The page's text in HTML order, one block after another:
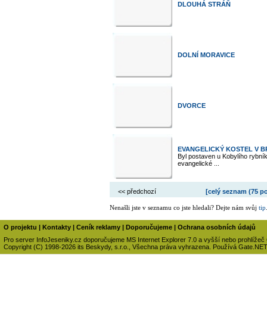
DLOUHÁ STRÁŇ
DOLNÍ MORAVICE
DVORCE
EVANGELICKÝ KOSTEL V
Byl postaven u Kobylího
evangelické ...
<< předchozí [celý seznam (75
Nenašli jste v seznamu co jste hledali? Dejte nám svůj tip
O projektu | Kontakty | Ceník reklamy | Doporučujeme | Ochrana osobních údajů
Pro server InfoJeseniky.cz doporučujeme MS Internet Explorer 7.0 a vyšší nebo prohlížeč
Copyright (C) 1998-2026 its Beskydy, s.r.o., Všechna práva vyhrazena. Používá